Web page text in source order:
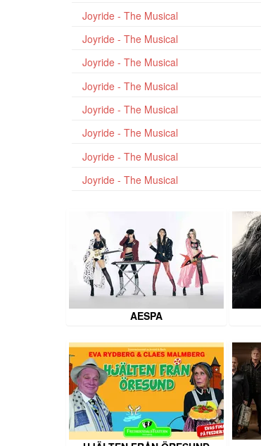
Joyride - The Musical
Joyride - The Musical
Joyride - The Musical
Joyride - The Musical
Joyride - The Musical
Joyride - The Musical
Joyride - The Musical
Joyride - The Musical
AESPA